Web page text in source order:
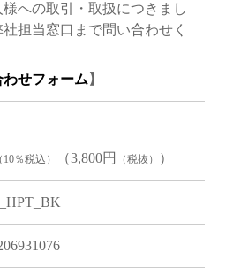
への取引・取扱につきまし
担当窓口まで問い合わせく
わせフォーム 】
10％税込） （3,800円 （税抜） ）